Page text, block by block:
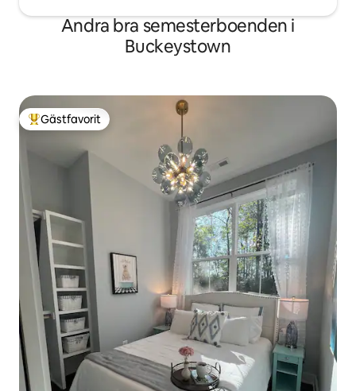
Andra bra semesterboenden i
Buckeystown
Populär gästfavorit
Gästfavorit